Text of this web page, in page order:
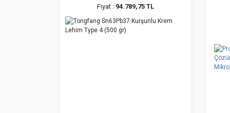
Fiyat : 94.789,75 TL